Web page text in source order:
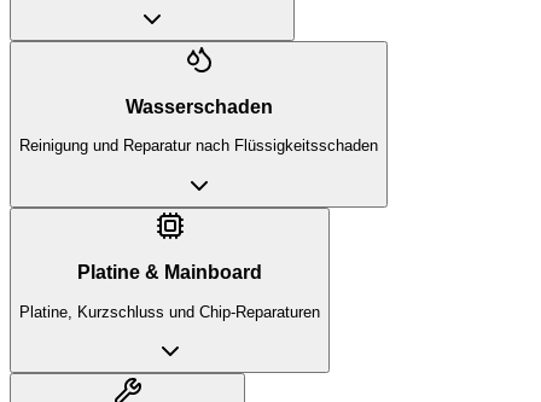
Wasserschaden
Reinigung und Reparatur nach Flüssigkeitsschaden
Platine & Mainboard
Platine, Kurzschluss und Chip-Reparaturen